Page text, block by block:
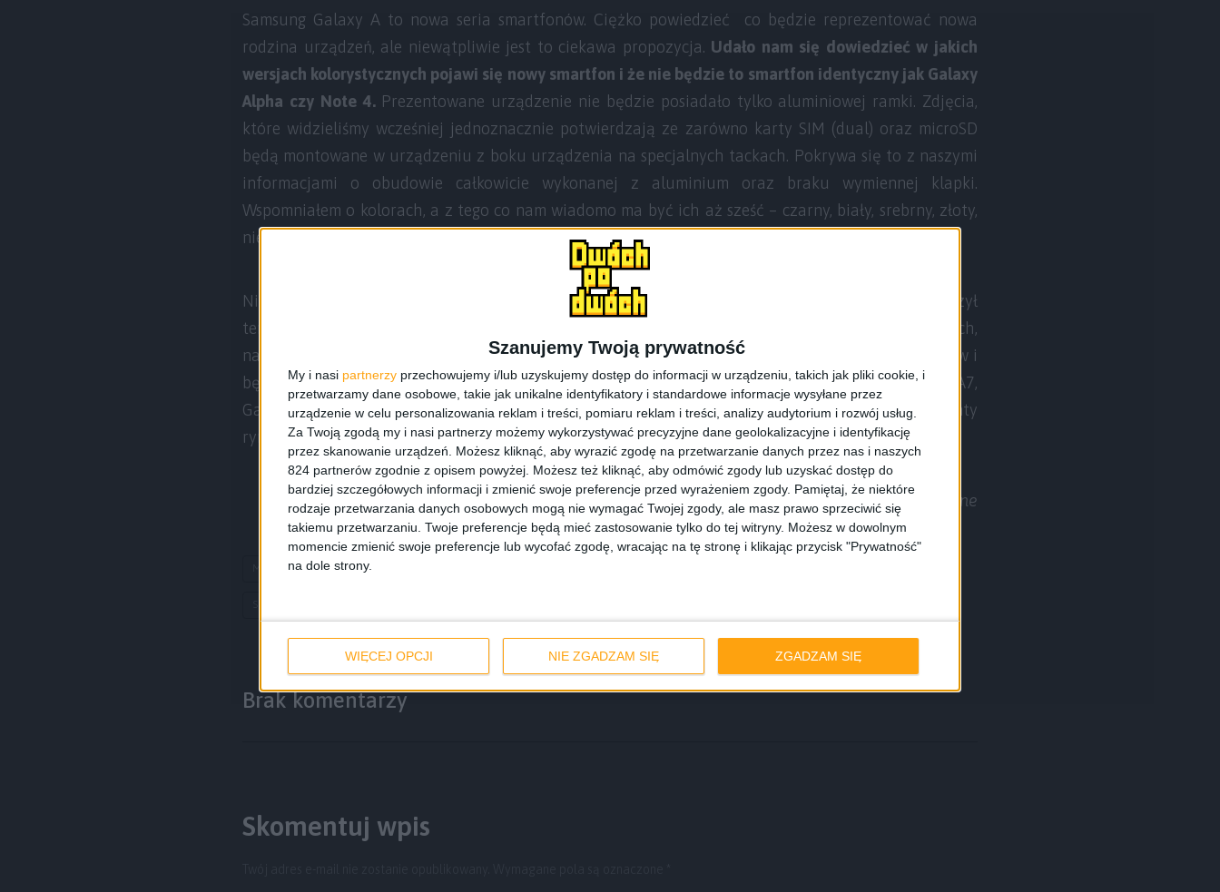
Szanujemy Twoją prywatność
My i nasi partnerzy przechowujemy i/lub uzyskujemy dostęp do informacji w urządzeniu, takich jak pliki cookie, i
przetwarzamy dane osobowe, takie jak unikalne identyfikatory i standardowe informacje wysyłane przez
urządzenie w celu personalizowania reklam i treści, pomiaru reklam i treści, analizy audytorium i rozwój usług.
Za Twoją zgodą my i nasi partnerzy możemy wykorzystywać precyzyjne dane geolokalizacyjne i identyfikację
przez skanowanie urządzeń. Możesz kliknąć, aby wyrazić zgodę na przetwarzanie danych przez nas i naszych
824 partnerów zgodnie z opisem powyżej. Możesz też kliknąć, aby odmówić zgody lub uzyskać dostęp do
bardziej szczegółowych informacji i zmienić swoje preferencje przed wyrażeniem zgody. Pamiętaj, że niektóre
rodzaje przetwarzania danych osobowych mogą nie wymagać Twojej zgody, ale masz prawo sprzeciwić się
takiemu przetwarzaniu. Twoje preferencje będą mieć zastosowanie tylko do tej witryny. Możesz w dowolnym
momencie zmienić swoje preferencje lub wycofać zgodę, wracając na tę stronę i klikając przycisk "Prywatność"
na dole strony.
WIĘCEJ OPCJI NIE ZGADZAM SIĘ ZGADZAM SIĘ
Samsung Galaxy A to nowa seria smartfonów. Ciężko powiedzieć co będzie reprezentować nowa
rodzina urządzeń, ale niewątpliwie jest to ciekawa propozycja. Udało nam się dowiedzieć w jakich
wersjach kolorystycznych pojawi się nowy smartfon i że nie będzie to smartfon identyczny jak Galaxy
Alpha czy Note 4.Prezentowane urządzenie nie będzie posiadało tylko aluminiowej ramki. Zdjęcia,
które widzieliśmy wcześniej jednoznacznie potwierdzają ze zarówno karty SIM (dual) oraz microSD
będą montowane w urządzeniu z boku urządzenia na specjalnych tackach. Pokrywa się to z naszymi
informacjami o obudowie całkowicie wykonanej z aluminium oraz braku wymiennej klapki.
Wspomniałem o kolorach, a z tego co nam wiadomo ma być ich aż sześć – czarny, biały, srebrny, złoty,
niebieski i różowy.
Nie mamy jeszcze informacji kiedy Samsung zaprezentuje nowe urządzenia, czy będzie towarzyszył
temu jakiś większy event i kiedy finalnie trafią do sprzedaży, ale cieszy fakt pojawienia się nowych,
naprawdę aluminiowych urządzeń. Można również zauważyć, że zmienia się oznaczenie smartfonów i
będzie ono zdecydowanie łatwiejsze do odkodowania (zapamiętania). Urządzenia takie jak Galaxy A7,
Galaxy A5 i Galaxy A3 w prosty sposób będzie można od siebie odróżnić i podzielić na dane segmenty
rynku.
źródło: własne
Metalowy smartfon Samsung
Brak komentarzy
Skomentuj wpis